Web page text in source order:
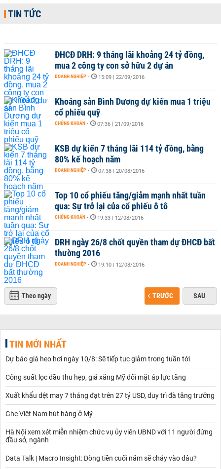
TIN TỨC
ĐHCĐ DRH: 9 tháng lãi khoảng 24 tỷ đồng,
mua 2 công ty con sở hữu 2 dự án
DOANH NGHIỆP - 15:09 | 22/09/2016
Khoáng sản Bình Dương dự kiến mua 1 triệu
cổ phiếu quỹ
CHỨNG KHOÁN - 07:36 | 21/09/2016
KSB dự kiến 7 tháng lãi 114 tỷ đồng, bằng
80% kế hoạch năm
DOANH NGHIỆP - 07:38 | 20/08/2016
Top 10 cổ phiếu tăng/giảm mạnh nhất tuần
qua: Sự trở lại của cổ phiếu ô tô
CHỨNG KHOÁN - 19:33 | 12/08/2016
DRH ngày 26/8 chốt quyền tham dự ĐHCĐ bất
thường 2016
DOANH NGHIỆP - 19:10 | 12/08/2016
Theo ngày TRƯỚC SAU
TIN MỚI NHẤT
Dự báo giá heo hơi ngày 10/8: Sẽ tiếp tục giảm trong tuần tới
Công suất lọc dầu thu hẹp, giá xăng Mỹ đối mặt áp lực tăng
Xuất khẩu dệt may 7 tháng đạt trên 27 tỷ USD, duy trì đà tăng trưởng
Ghẹ Việt Nam hút hàng ở Mỹ
Hà Nội xem xét miễn nhiệm chức vụ ủy viên UBND với 11 người đứng
đầu sở, ngành
Data Talk | Macro Insight: Dòng tiền cuối năm sẽ chảy vào đâu?